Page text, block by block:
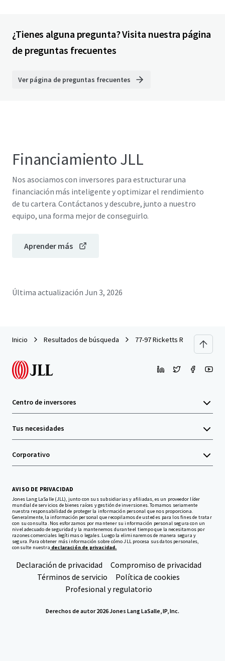
¿Tienes alguna pregunta? Visita nuestra página
de preguntas frecuentes
Ver página de preguntas frecuentes
Financiamiento JLL
Nos asociamos con inversores para estructurar una
financiación más inteligente y optimizar el rendimiento
de tu cartera. Contáctanos y descubre, junto a nuestro
equipo, una forma mejor de conseguirlo.
Aprender más
Última actualización Jun 3, 2026
Inicio Resultados de búsqueda 77-97 Ricketts Road, Mount
Centro de inversores
Tus necesidades
Corporativo
AVISO DE PRIVACIDAD
Jones Lang LaSalle (JLL), junto con sus subsidiarias y afiliadas, es un proveedor líder
mundial de servicios de bienes raíces y gestión de inversiones. Tomamos seriamente
nuestra responsabilidad de proteger la información personal que nos proporciona.
Generalmente, la información personal que recopilamos de usted es para los fines de tratar
con su consulta. Nos esforzamos por mantener su información personal segura con un
nivel adecuado de seguridad y la mantenemos durante el tiempo que la necesitamos por
razones comerciales legítimas o legales. Luego la eliminaremos de manera segura y
segura. Para obtener más información sobre cómo JLL procesa sus datos personales,
consulte nuestra declaración de privacidad.
Declaración de privacidad
Compromiso de privacidad
Términos de servicio
Política de cookies
Profesional y regulatorio
Derechos de autor 2026 Jones Lang LaSalle, IP, Inc.